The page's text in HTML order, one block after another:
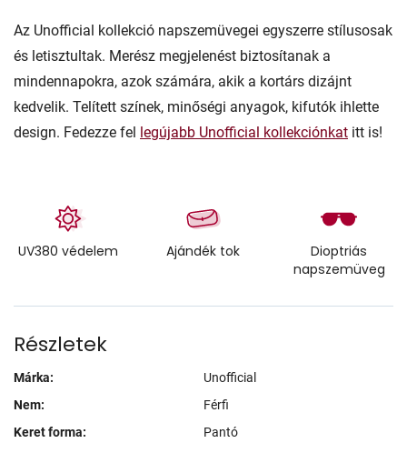
Az Unofficial kollekció napszemüvegei egyszerre stílusosak
és letisztultak. Merész megjelenést biztosítanak a
mindennapokra, azok számára, akik a kortárs dizájnt
kedvelik. Telített színek, minőségi anyagok, kifutók ihlette
design. Fedezze fel legújabb Unofficial kollekciónkat itt is!
UV380 védelem Ajándék tok
Dioptriás
napszemüveg
Részletek
Márka:
Unofficial
Nem:
Férfi
Keret forma:
Pantó